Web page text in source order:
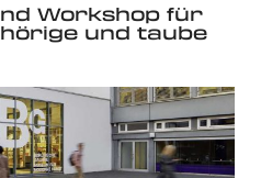
Workshop für
und taube